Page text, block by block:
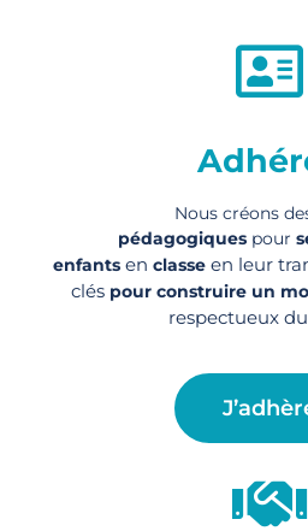
Nous créons
pédagogiquespour
enfantsen classeen leur
clés pour construire un
respectueux